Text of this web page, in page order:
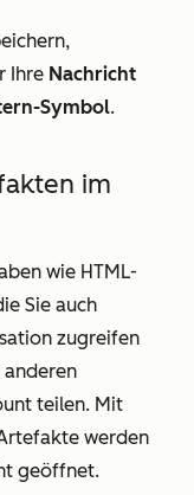
Ihre Nachricht
Symbol.
im
wie HTML-
Sie auch
zugreifen
teilen. Mit
werden
geöffnet.